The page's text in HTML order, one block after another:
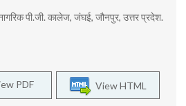
पी.जी. कालेज, जंघई, जौनपुर, उत्तर प्रदेश.
View HTML
PDF